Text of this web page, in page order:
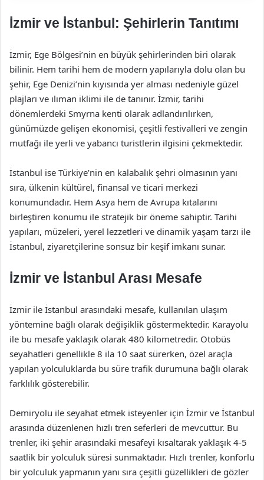
İzmir ve İstanbul: Şehirlerin Tanıtımı
İzmir, Ege Bölgesi’nin en büyük şehirlerinden biri olarak
bilinir. Hem tarihi hem de modern yapılarıyla dolu olan bu
şehir, Ege Denizi’nin kıyısında yer alması nedeniyle güzel
plajları ve ılıman iklimi ile de tanınır. İzmir, tarihi
dönemlerdeki Smyrna kenti olarak adlandırılırken,
günümüzde gelişen ekonomisi, çeşitli festivalleri ve zengin
mutfağı ile yerli ve yabancı turistlerin ilgisini çekmektedir.
İstanbul ise Türkiye’nin en kalabalık şehri olmasının yanı
sıra, ülkenin kültürel, finansal ve ticari merkezi
konumundadır. Hem Asya hem de Avrupa kıtalarını
birleştiren konumu ile stratejik bir öneme sahiptir. Tarihi
yapıları, müzeleri, yerel lezzetleri ve dinamik yaşam tarzı ile
İstanbul, ziyaretçilerine sonsuz bir keşif imkanı sunar.
İzmir ve İstanbul Arası Mesafe
İzmir ile İstanbul arasındaki mesafe, kullanılan ulaşım
yöntemine bağlı olarak değişiklik göstermektedir. Karayolu
ile bu mesafe yaklaşık olarak 480 kilometredir. Otobüs
seyahatleri genellikle 8 ila 10 saat sürerken, özel araçla
yapılan yolculuklarda bu süre trafik durumuna bağlı olarak
farklılık gösterebilir.
Demiryolu ile seyahat etmek isteyenler için İzmir ve İstanbul
arasında düzenlenen hızlı tren seferleri de mevcuttur. Bu
trenler, iki şehir arasındaki mesafeyi kısaltarak yaklaşık 4-5
saatlik bir yolculuk süresi sunmaktadır. Hızlı trenler, konforlu
bir yolculuk yapmanın yanı sıra çeşitli güzellikleri de gözler